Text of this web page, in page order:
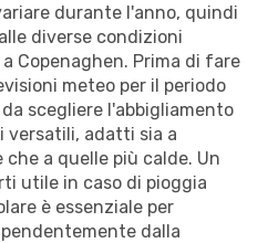
durante l'anno, quindi
diverse condizioni
Copenaghen. Prima di fare
meteo per il periodo
scegliere l'abbigliamento
versatili, adatti sia a
a quelle più calde. Un
utile in caso di pioggia
è essenziale per
dalla